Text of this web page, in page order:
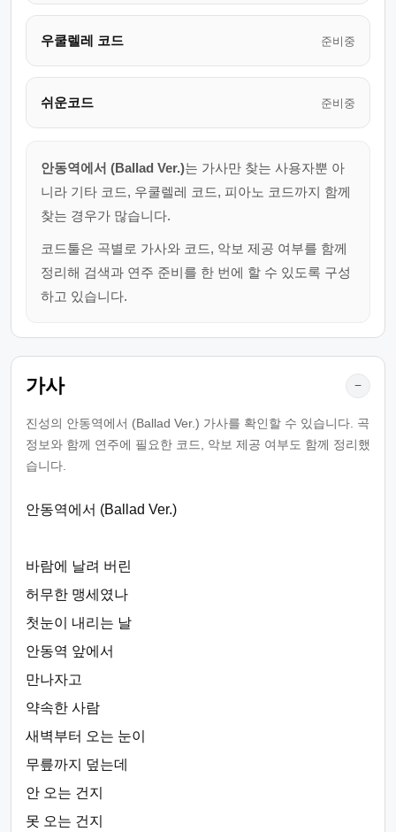
우쿨렐레 코드 준비중
쉬운코드 준비중
안동역에서 (Ballad Ver.)는 가사만 찾는 사용자뿐 아
니라 기타 코드, 우쿨렐레 코드, 피아노 코드까지 함께
찾는 경우가 많습니다.
코드툴은 곡별로 가사와 코드, 악보 제공 여부를 함께
정리해 검색과 연주 준비를 한 번에 할 수 있도록 구성
하고 있습니다.
가사 −
진성의 안동역에서 (Ballad Ver.) 가사를 확인할 수 있습니다. 곡
정보와 함께 연주에 필요한 코드, 악보 제공 여부도 함께 정리했
습니다.
안동역에서 (Ballad Ver.)
바람에 날려 버린
허무한 맹세였나
첫눈이 내리는 날
안동역 앞에서
만나자고
약속한 사람
새벽부터 오는 눈이
무릎까지 덮는데
안 오는 건지
못 오는 건지